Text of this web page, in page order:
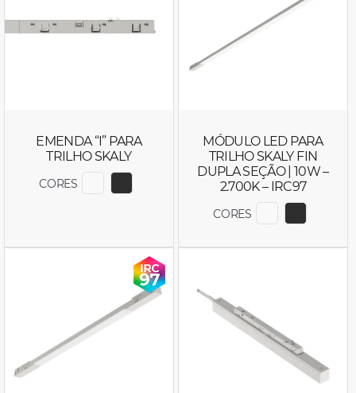
EMENDA “I” PARA
TRILHO SKALY
CORES EXIBIR COR 6759
EXIBIR COR 6760
MÓDULO LED PARA
TRILHO SKALY FIN
DUPLA SEÇÃO | 10W –
2.700K – IRC97
CORES EXIBIR COR
EXIBIR